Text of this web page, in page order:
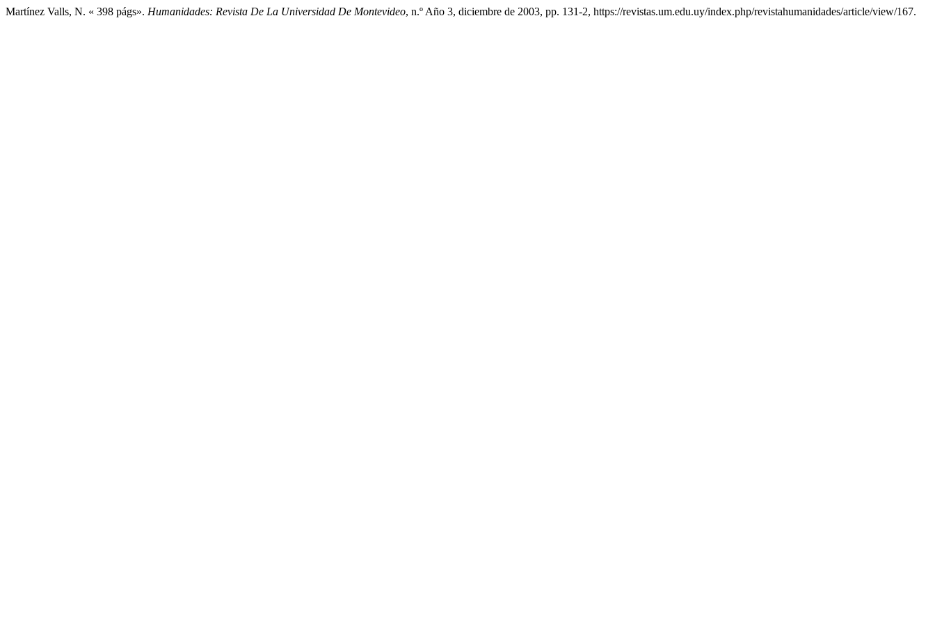
Martínez Valls, N. « 398 págs». Humanidades: Revista De La Universidad De Montevideo, n.º Año 3, diciembre de 2003, pp. 131-2, https://revistas.um.edu.uy/index.php/revistahumanidades/article/view/167.